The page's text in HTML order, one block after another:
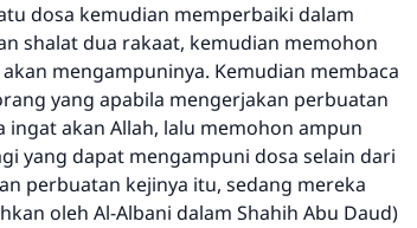
dosa kemudian memperbaiki dalam
shalat dua rakaat, kemudian memohon
mengampuninya. Kemudian membaca
yang apabila mengerjakan perbuatan
akan Allah, lalu memohon ampun
yang dapat mengampuni dosa selain dari
perbuatan kejinya itu, sedang mereka
oleh Al-Albani dalam Shahih Abu Daud)